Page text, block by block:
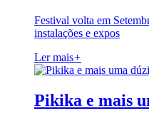
Festival volta em
instalações e expos
Ler mais+
Pikika e mais